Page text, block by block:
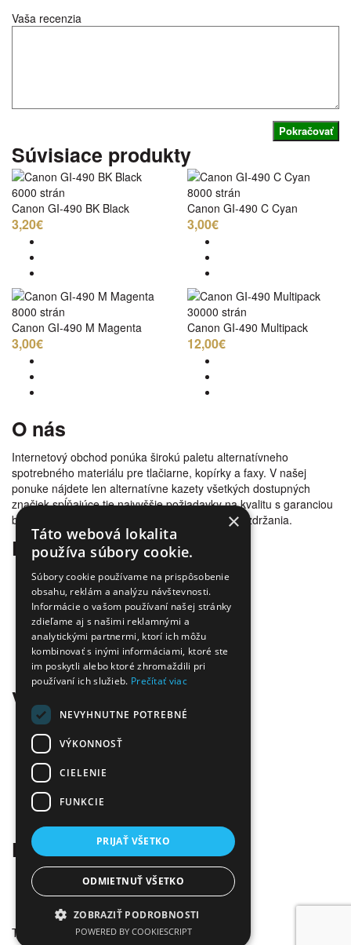
Vaša recenzia
Pokračovať
Súvisiace produkty
6000 strán
Canon GI-490 BK Black
3,20€
8000 strán
Canon GI-490 C Cyan
3,00€
8000 strán
Canon GI-490 M Magenta
3,00€
30000 strán
Canon GI-490 Multipack
12,00€
O nás
Internetový obchod ponúka širokú paletu alternatívneho
spotrebného materiálu pre tlačiarne, kopírky a faxy. V našej
ponuke nájdete len alternatívne kazety všetkých dostupných
značiek spĺňajúce tie najvyššie požiadavky na kvalitu s garanciou
bezproblémovosti tlače. Tovar doručujeme bez zdržania.
Prečo nakúpiť u nás
Úspora nákladov
Overená kvalita
Doprava zadarmo
Tovar skladom
Ekologická likvidácia tonerov
Množstvo spôsobov platby a dopravy
Ekológia
Všetko o nákupe
Kontaktné informácie
Platba a dodanie
Obchodné podmienky
Ekologická likvidácia tonerov
Záručné a reklamačné podmienky
Ochrana osobných údajov
Kontakt
Infolinka:0904 500 240
E-mail:info@tonerovo.sk
Facebook:Tonerovo.sk
Tonerovo.sk © 2026
×
Táto webová lokalita
používa súbory cookie.
Súbory cookie používame na prispôsobenie
obsahu, reklám a analýzu návštevnosti.
Informácie o vašom používaní našej stránky
zdieľame aj s našimi reklamnými a
analytickými partnermi, ktorí ich môžu
kombinovať s inými informáciami, ktoré ste
im poskytli alebo ktoré zhromaždili pri
používaní ich služieb. Prečítať viac
NEVYHNUTNE POTREBNÉ
VÝKONNOSŤ
CIELENIE
FUNKCIE
PRIJAŤ VŠETKO
ODMIETNUŤ VŠETKO
ZOBRAZIŤ PODROBNOSTI
POWERED BY COOKIESCRIPT